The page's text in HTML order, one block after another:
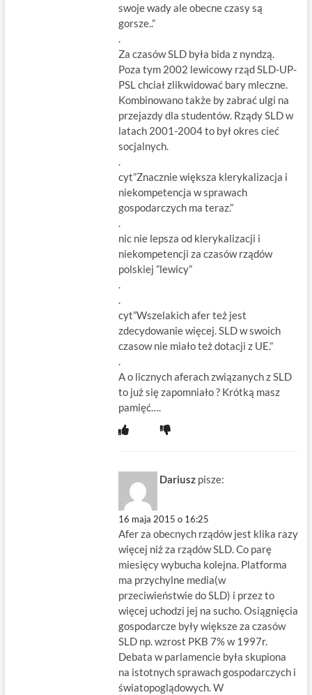
swoje wady ale obecne czasy są
gorsze..”
.
Za czasów SLD była bida z nyndzą.
Poza tym 2002 lewicowy rząd SLD-UP-
PSL chciał zlikwidować bary mleczne.
Kombinowano także by zabrać ulgi na
przejazdy dla studentów. Rządy SLD w
latach 2001-2004 to był okres cieć
socjalnych.
.
cyt”Znacznie większa klerykalizacja i
niekompetencja w sprawach
gospodarczych ma teraz.”
.
nic nie lepsza od klerykalizacji i
niekompetencji za czasów rządów
polskiej ”lewicy”
.
.
cyt”Wszelakich afer też jest
zdecydowanie więcej. SLD w swoich
czasow nie miało też dotacji z UE.”
.
A o licznych aferach związanych z SLD
to już się zapomniało ? Krótką masz
pamięć….
Dariusz pisze:
16 maja 2015 o 16:25
Afer za obecnych rządów jest klika razy
więcej niż za rządów SLD. Co parę
miesięcy wybucha kolejna. Platforma
ma przychylne media(w
przeciwieństwie do SLD) i przez to
więcej uchodzi jej na sucho. Osiągnięcia
gospodarcze były większe za czasów
SLD np. wzrost PKB 7% w 1997r.
Debata w parlamencie była skupiona
na istotnych sprawach gospodarczych i
światopoglądowych. W